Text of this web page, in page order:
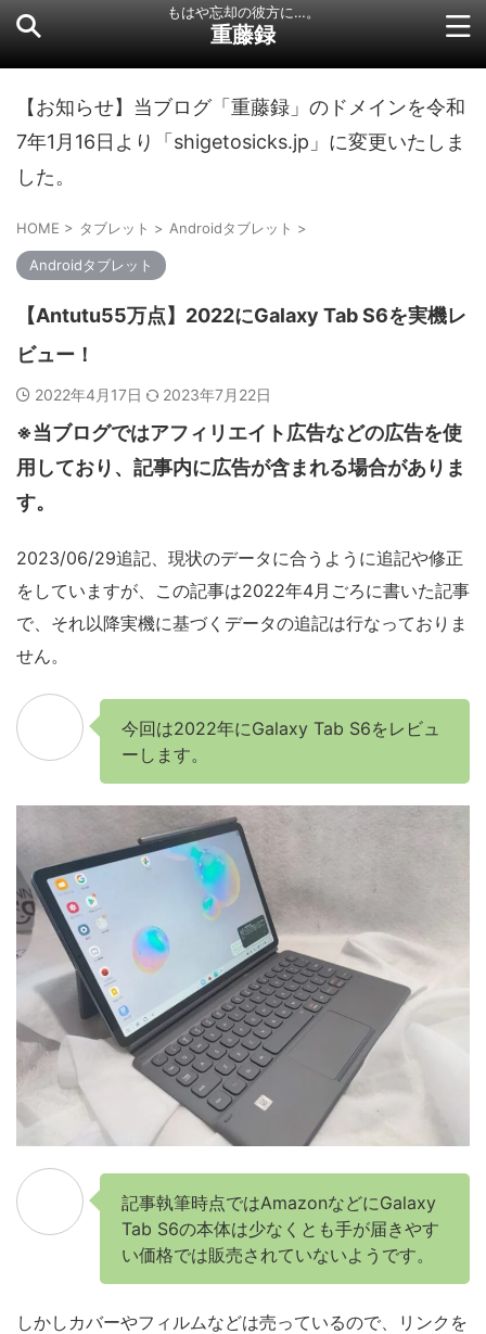
もはや忘却の彼方に…。
重藤録
【お知らせ】当ブログ「重藤録」のドメインを令和
7年1月16日より「shigetosicks.jp」に変更いたしま
した。
HOME > タブレット > Androidタブレット >
Androidタブレット
【Antutu55万点】2022にGalaxy Tab S6を実機レ
ビュー！
2022年4月17日 2023年7月22日
※当ブログではアフィリエイト広告などの広告を使
用しており、記事内に広告が含まれる場合がありま
す。
2023/06/29追記、現状のデータに合うように追記や修正
をしていますが、この記事は2022年4月ごろに書いた記事
で、それ以降実機に基づくデータの追記は行なっておりま
せん。
今回は2022年にGalaxy Tab S6をレビュ
ーします。
記事執筆時点ではAmazonなどにGalaxy
Tab S6の本体は少なくとも手が届きやす
い価格では販売されていないようです。
しかしカバーやフィルムなどは売っているので、リンクを